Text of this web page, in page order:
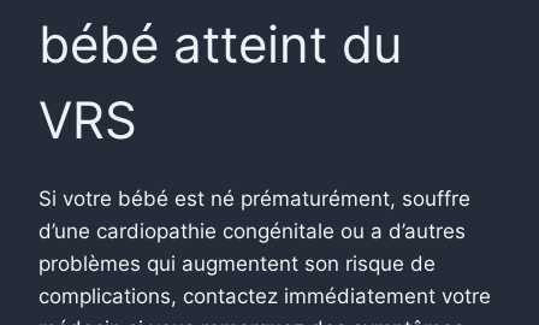
bébé atteint du
VRS
Si votre bébé est né prématurément, souffre
d’une cardiopathie congénitale ou a d’autres
problèmes qui augmentent son risque de
complications, contactez immédiatement votre